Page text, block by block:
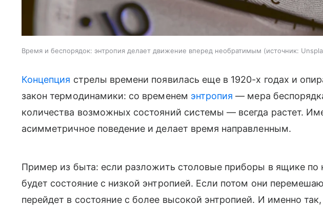
Время и беспорядок: энтропия делает движение вперед необратимым источник:
Концепция стрелы времени появилась еще в 1920-х годах и
закон термодинамики: со временем энтропия — мера
количества возможных состояний системы — всегда растет.
асимметричное поведение и делает время направленным.
Пример из быта: если разложить столовые приборы в ящике по
будет состояние с низкой энтропией. Если потом они
перейдет в состояние с более высокой энтропией. И именно